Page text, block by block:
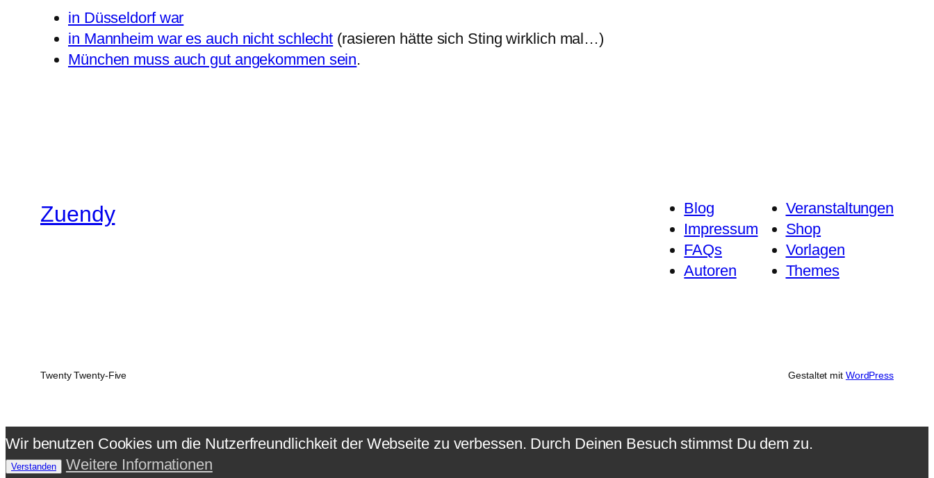
in Düsseldorf war
in Mannheim war es auch nicht schlecht (rasieren hätte sich Sting wirklich mal…)
München muss auch gut angekommen sein.
Zuendy
Blog
Impressum
FAQs
Autoren
Veranstaltungen
Shop
Vorlagen
Themes
Twenty Twenty-Five Gestaltet mit WordPress
Wir benutzen Cookies um die Nutzerfreundlichkeit der Webseite zu verbessen. Durch Deinen Besuch stimmst Du dem zu.
Verstanden Weitere Informationen